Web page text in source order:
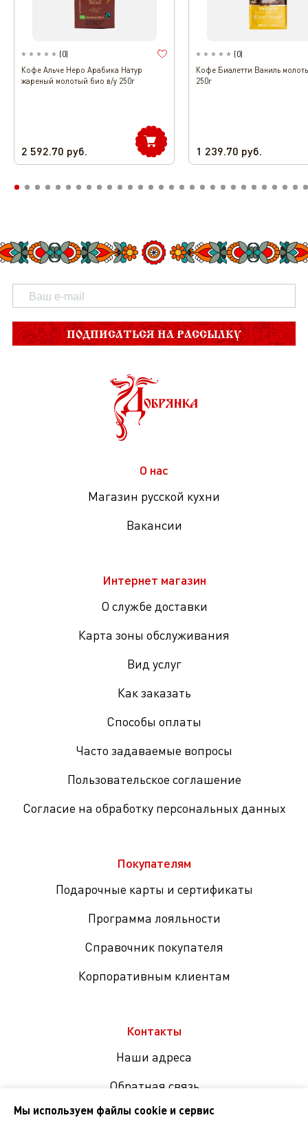
(0)
Кофе Альче Неро Арабика Натур
жареный молотый био в/у 250г
2 592.70 руб.
(0)
Кофе Биалетти Ваниль
250г
1 239.70 руб.
ПОДПИСАТЬСЯ НА РАССЫЛКУ
О нас
Магазин русской кухни
Вакансии
Интернет магазин
О службе доставки
Карта зоны обслуживания
Вид услуг
Как заказать
Способы оплаты
Часто задаваемые вопросы
Пользовательское соглашение
Согласие на обработку персональных данных
Покупателям
Подарочные карты и сертификаты
Программа лояльности
Справочник покупателя
Корпоративным клиентам
Контакты
Наши адреса
Обратная связь
Мы используем файлы cookie и сервис